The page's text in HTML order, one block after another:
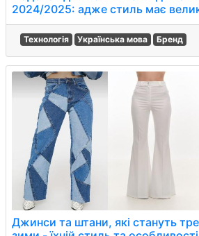
2024/2025: адже стиль має
Технологія Українська мова Бренд
Джинси та штани, які стануть